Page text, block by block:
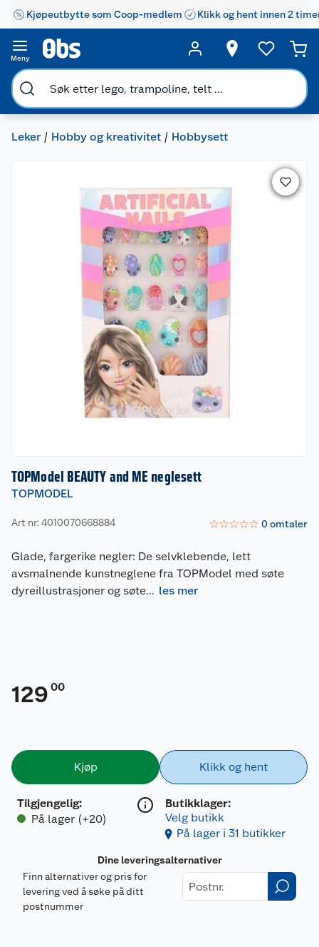
Kjøpeutbytte som Coop-medlem Klikk og hent innen 2
Meny
Leker Hobby og kreativitet Hobbysett
TOPModel BEAUTY and ME neglesett
TOPMODEL
Art nr: 4010070668884 ☆☆☆☆☆ 0omtaler
Glade, fargerike negler: De selvklebende, lett
avsmalnende kunstneglene fra TOPModel med søte
dyreillustrasjoner og søte... les mer
129 00
Kjøp
Tilgjengelig:
På lager (+20)
Klikk og hent
Butikklager:
Velg butikk
På lager i 31 butikker
Dine leveringsalternativer
Finn alternativer og pris for
levering ved å søke på ditt
postnummer